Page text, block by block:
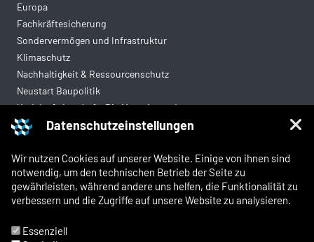
Datenschutzeinstellungen
Wir nutzen Cookies auf unserer Website. Einige von ihnen sind
notwendig, um den technischen Betrieb der Seite zu
gewährleisten, während andere uns helfen, die Funktionalität zu
verbessern und die Zugriffe auf unsere Website zu analysieren.
Essenziell
Europa
Fachkräftesicherung
Sondervermögen und Infrastruktur
Klimaschutz
Nachhaltigkeit & Ressourcenschutz
Neustart Baupolitik
Kreislaufwirtschaft: Die Mantelverordnung
Mittelstandsgerechte Vergabe
Rechtliches
Kontakt
Impressum